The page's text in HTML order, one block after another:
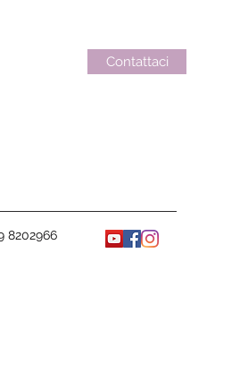
Contattaci
8202966